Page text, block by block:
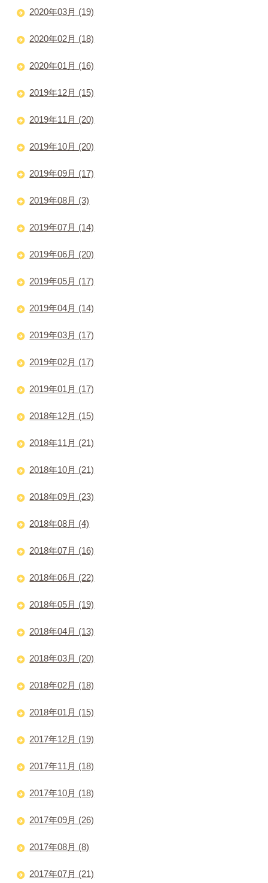
2020年03月 (19)
2020年02月 (18)
2020年01月 (16)
2019年12月 (15)
2019年11月 (20)
2019年10月 (20)
2019年09月 (17)
2019年08月 (3)
2019年07月 (14)
2019年06月 (20)
2019年05月 (17)
2019年04月 (14)
2019年03月 (17)
2019年02月 (17)
2019年01月 (17)
2018年12月 (15)
2018年11月 (21)
2018年10月 (21)
2018年09月 (23)
2018年08月 (4)
2018年07月 (16)
2018年06月 (22)
2018年05月 (19)
2018年04月 (13)
2018年03月 (20)
2018年02月 (18)
2018年01月 (15)
2017年12月 (19)
2017年11月 (18)
2017年10月 (18)
2017年09月 (26)
2017年08月 (8)
2017年07月 (21)